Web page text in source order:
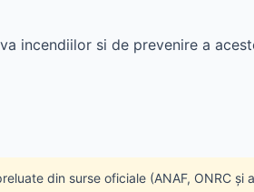
incendiilor si de prevenire a
din surse oficiale (ANAF, ONRC